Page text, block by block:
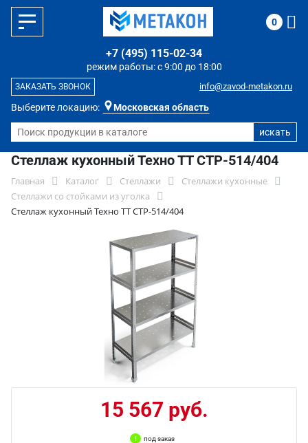
Выберите локацию: Московская область
режим работы: с 9:00 до 18:00
+7 (495) 115-02-34
info@zavod-metakon.ru
ЗАКАЗАТЬ ЗВОНОК
0
Стеллаж кухонный Техно ТТ СТР-514/404
Главная Каталог Стеллажи
Стеллажи кухонные
Стеллажи со стойками из уголка
Стеллаж кухонный Техно ТТ СТР-514/404
15 567 руб.
под заказ